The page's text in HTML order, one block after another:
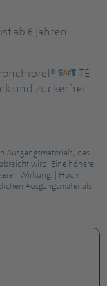
ab 6 Jahren
TE–
und zuckerfrei.
Ausgangsmaterials, das
wird. Eine höhere
Wirkung. | Hoch
Ausgangsmaterials